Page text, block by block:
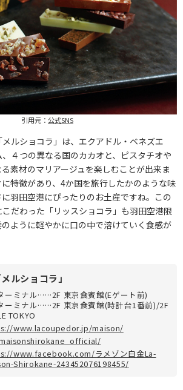
引用元： 公式SNS
ルショコラ」は、エクアドル・ベネズエ
４つの異なる国のカカオと、ピスタチオや
素材のマリアージュを楽しむことが出来ま
特徴があり、4か国を旅行したかのような味
羽田空港にぴったりのお土産ですね。この
だわった「リッスショコラ」も羽田空港限
ように軽やかに口の中で溶けていく食感が
ルショコラ」
ーミナル……2F 東京食賓館(Eゲート前)
ーミナル……2F 東京食賓館(時計台1番前)/2F
TOKYO
www.lacoupedor.jp/maison/
www.facebook.com/ラメゾン白金La-
Shirokane-243452076198455/